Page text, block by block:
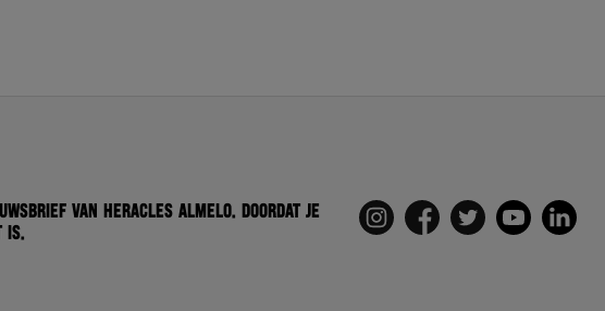
van Heracles Almelo. Doordat je
is.